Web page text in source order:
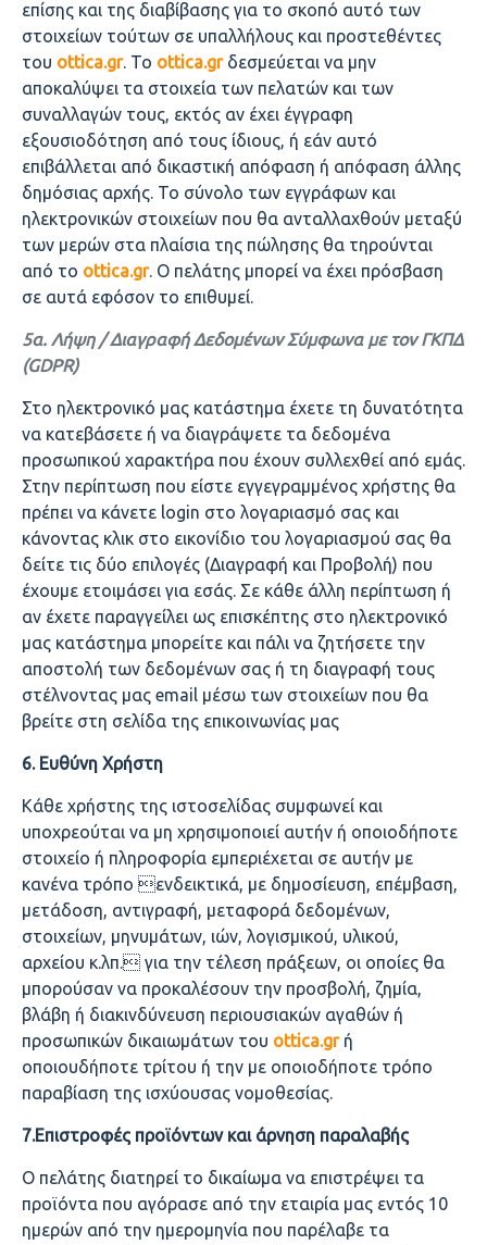
επίσης και της διαβίβασης για το σκοπό αυτό των
στοιχείων τούτων σε υπαλλήλους και προστεθέντες
του ottica.gr. Το ottica.grδεσμεύεται να μην
αποκαλύψει τα στοιχεία των πελατών και των
συναλλαγών τους, εκτός αν έχει έγγραφη
εξουσιοδότηση από τους ίδιους, ή εάν αυτό
επιβάλλεται από δικαστική απόφαση ή απόφαση άλλης
δημόσιας αρχής. Το σύνολο των εγγράφων και
ηλεκτρονικών στοιχείων που θα ανταλλαχθούν μεταξύ
των μερών στα πλαίσια της πώλησης θα τηρούνται
από το ottica.gr. Ο πελάτης μπορεί να έχει πρόσβαση
σε αυτά εφόσον το επιθυμεί.
5α. Λήψη / Διαγραφή Δεδομένων Σύμφωνα με τον ΓΚΠΔ
(GDPR)
Στο ηλεκτρονικό μας κατάστημα έχετε τη δυνατότητα
να κατεβάσετε ή να διαγράψετε τα δεδομένα
προσωπικού χαρακτήρα που έχουν συλλεχθεί από εμάς.
Στην περίπτωση που είστε εγγεγραμμένος χρήστης θα
πρέπει να κάνετε login στο λογαριασμό σας και
κάνοντας κλικ στο εικονίδιο του λογαριασμού σας θα
δείτε τις δύο επιλογές (Διαγραφή και Προβολή) που
έχουμε ετοιμάσει για εσάς. Σε κάθε άλλη περίπτωση ή
αν έχετε παραγγείλει ως επισκέπτης στο ηλεκτρονικό
μας κατάστημα μπορείτε και πάλι να ζητήσετε την
αποστολή των δεδομένων σας ή τη διαγραφή τους
στέλνοντας μας email μέσω των στοιχείων που θα
βρείτε στη σελίδα της επικοινωνίας μας
6. Ευθύνη Χρήστη
Κάθε χρήστης της ιστοσελίδας συμφωνεί και
υποχρεούται να μη χρησιμοποιεί αυτήν ή οποιοδήποτε
στοιχείο ή πληροφορία εμπεριέχεται σε αυτήν με
κανένα τρόπο ενδεικτικά, με δημοσίευση, επέμβαση,
μετάδοση, αντιγραφή, μεταφορά δεδομένων,
στοιχείων, μηνυμάτων, ιών, λογισμικού, υλικού,
αρχείου κ.λπ. για την τέλεση πράξεων, οι οποίες θα
μπορούσαν να προκαλέσουν την προσβολή, ζημία,
βλάβη ή διακινδύνευση περιουσιακών αγαθών ή
προσωπικών δικαιωμάτων του ottica.gr ή
οποιουδήποτε τρίτου ή την με οποιοδήποτε τρόπο
παραβίαση της ισχύουσας νομοθεσίας.
7.Eπιστροφές προϊόντων και άρνηση παραλαβής
Ο πελάτης διατηρεί το δικαίωμα να επιστρέψει τα
προϊόντα που αγόρασε από την εταιρία μας εντός 10
ημερών από την ημερομηνία που παρέλαβε τα